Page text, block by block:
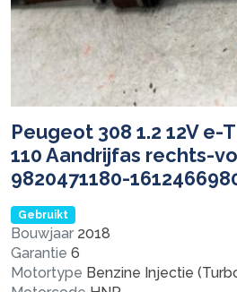
Peugeot 308 1.2 12V e-
110 Aandrijfas rechts-
9820471180-
Gebruikt
Bouwjaar 2018
Garantie 6
Motortype Benzine Injectie